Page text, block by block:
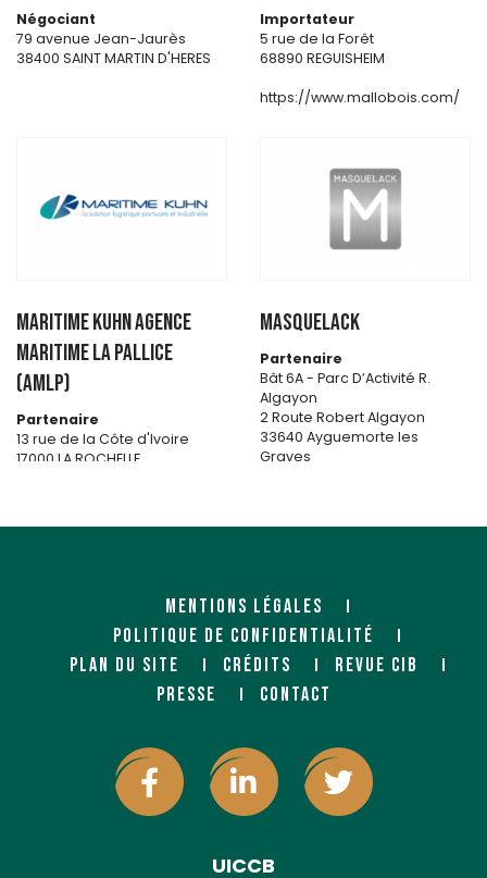
Négociant
79 avenue Jean-Jaurès
38400 SAINT MARTIN D'HERES
Importateur
5 rue de la Forêt
68890 REGUISHEIM
https://www.mallobois.com/
MARITIME KUHN Agence
Maritime La Pallice
(AMLP)
Partenaire
13 rue de la Côte d'Ivoire
17000 LA ROCHELLE
MASQUELACK
Partenaire
Bât 6A - Parc D’Activité R.
Algayon
2 Route Robert Algayon
33640 Ayguemorte les
Graves
FOUGERAIS (SYLVALLIANCE)
69, rue de Bretagne
(FIBOPAN)
Négociant
Route de Gruyere
https://www.mauris.fr/
MENTIONS LÉGALES
POLITIQUE DE CONFIDENTIALITÉ
PLAN DU SITE
CRÉDITS
REVUE CIB
PRESSE
CONTACT
UICCB